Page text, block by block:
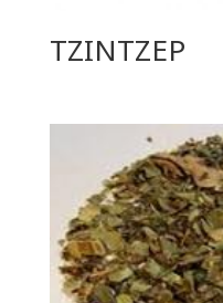
ΤΖΙΝΤΖΕΡ